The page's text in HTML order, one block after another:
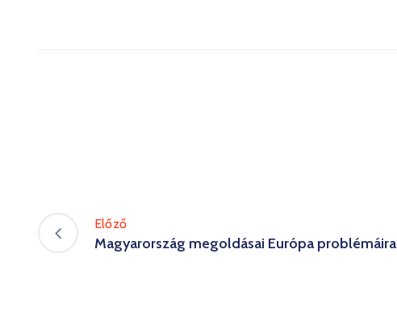
Előző
Magyarország megoldásai Európa problémáira